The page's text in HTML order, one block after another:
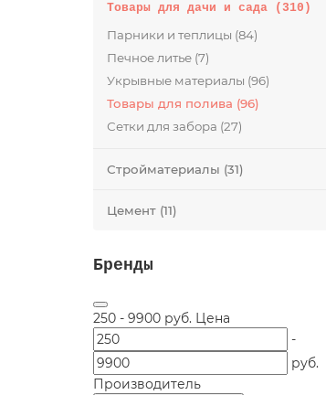
Товары для дачи и сада (310)
Парники и теплицы (84)
Печное литье (7)
Укрывные материалы (96)
Товары для полива (96)
Сетки для забора (27)
Стройматериалы (31)
Цемент (11)
Бренды
250 - 9900 руб. Цена
-
руб.
Производитель